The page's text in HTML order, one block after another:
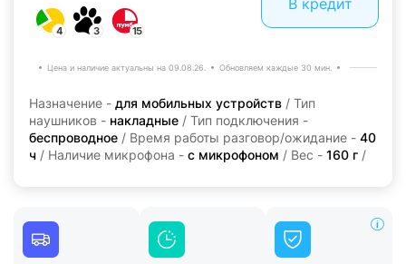
4 3 15
В кредит
Цена и наличие актуальны на 09.08.26. Обновляем каждые 30 мин.
Назначение - для мобильных устройств / Тип
наушников - накладные / Тип подключения -
беспроводное / Время работы разговор/ожидание - 40
ч / Наличие микрофона - с микрофоном / Вес - 160 г /